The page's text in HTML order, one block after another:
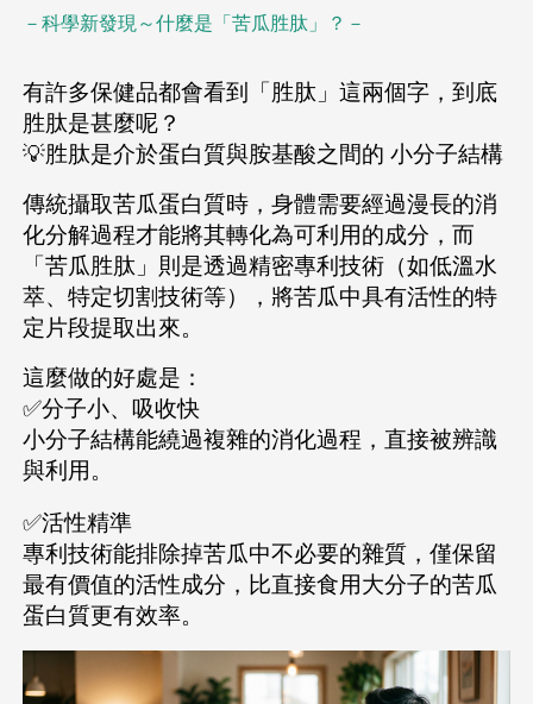
－科學新發現～什麼是「苦瓜胜肽」？－
有許多保健品都會看到「胜肽」這兩個字，到底
胜肽是甚麼呢？
💡胜肽是介於蛋白質與胺基酸之間的 小分子結構
傳統攝取苦瓜蛋白質時，身體需要經過漫長的消
化分解過程才能將其轉化為可利用的成分，而
「苦瓜胜肽」則是透過精密專利技術（如低溫水
萃、特定切割技術等），將苦瓜中具有活性的特
定片段提取出來。
這麼做的好處是：
✅分子小、吸收快
小分子結構能繞過複雜的消化過程，直接被辨識
與利用。
✅活性精準
專利技術能排除掉苦瓜中不必要的雜質，僅保留
最有價值的活性成分，比直接食用大分子的苦瓜
蛋白質更有效率。